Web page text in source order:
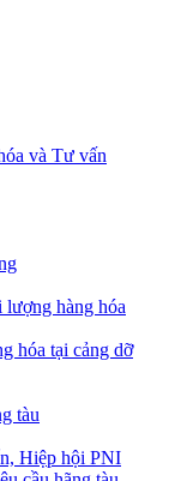
và Tư vấn
hàng hóa
hóa tại cảng dỡ
tàu
Hiệp hội PNI